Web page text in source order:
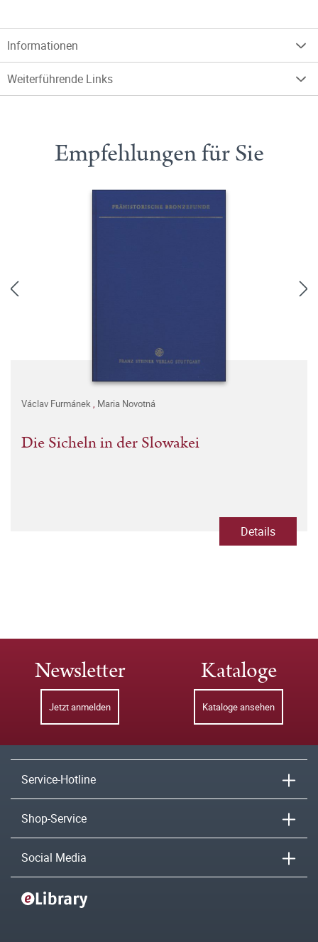
Informationen
Weiterführende Links
Empfehlungen für Sie
Václav Furmánek, Maria Novotná
Die Sicheln in der Slowakei
Details
Newsletter
Jetzt anmelden
Kataloge
Kataloge ansehen
Service-Hotline
Shop-Service
Social Media